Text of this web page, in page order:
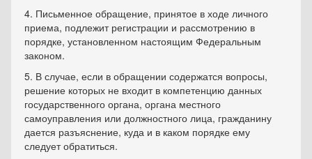
4. Письменное обращение, принятое в ходе личного
приема, подлежит регистрации и рассмотрению в
порядке, установленном настоящим Федеральным
законом.
5. В случае, если в обращении содержатся вопросы,
решение которых не входит в компетенцию данных
государственного органа, органа местного
самоуправления или должностного лица, гражданину
дается разъяснение, куда и в каком порядке ему
следует обратиться.